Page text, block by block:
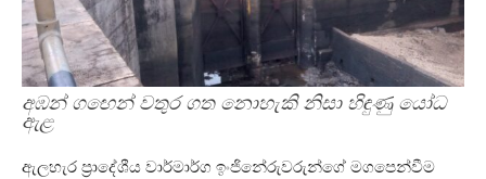
අඹන් ගඟෙන් වතුර ගත නොහැකි නිසා හිඳුණු යෝධ
ඇළ
ඇලහැර ප්‍රාදේශීය වාර්මාර්ග ඉංජිනේරුවරුන්ගේ මගපෙන්වීම